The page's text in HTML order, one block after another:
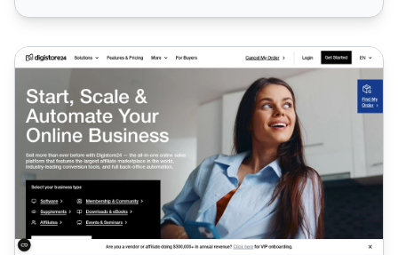
Digistore24 Partnerprogramm